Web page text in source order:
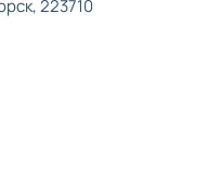
223710